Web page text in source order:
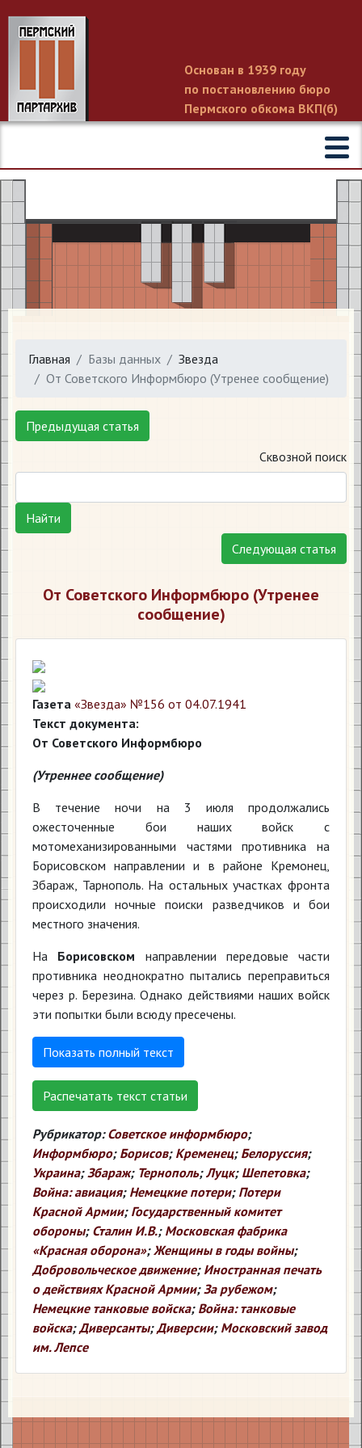
Основан в 1939 году
по постановлению бюро
Пермского обкома ВКП(б)
Главная Базы данных
Звезда
От Советского Информбюро (Утренее сообщение)
Предыдущая статья
Сквозной поиск
Найти
Следующая статья
От Советского Информбюро (Утренее
сообщение)
Газета «Звезда» №156 от 04.07.1941
Текст документа:
От Советского Информбюро
(Утреннее сообщение)
В течение ночи на 3 июля продолжались
ожесточенные бои наших войск с
мотомеханизированными частями противника на
Борисовском направлении и в районе Кремонец,
Збараж, Тарнополь. На остальных участках фронта
происходили ночные поиски разведчиков и бои
местного значения.
На Борисовском направлении передовые части
противника неоднократно пытались переправиться
через р. Березина. Однако действиями наших войск
эти попытки были всюду пресечены.
Показать полный текст
Распечатать текст статьи
Рубрикатор: Советское информбюро;
Информбюро; Борисов; Кременец; Белоруссия;
Украина;Збараж; Тернополь;Луцк; Шепетовка;
Война: авиация; Немецкие потери; Потери
Красной Армии; Государственный комитет
обороны; Сталин И.В.; Московская фабрика
«Красная оборона»;Женщины в годы войны;
Добровольческое движение; Иностранная печать
о действиях Красной Армии;За рубежом;
Немецкие танковые войска; Война: танковые
войска;Диверсанты;Диверсии; Московский завод
им. Лепсе